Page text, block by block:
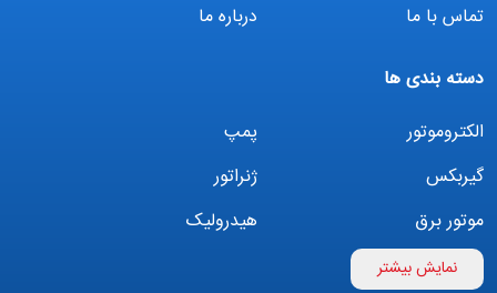
تماس با ما
درباره ما
دسته بندی ها
الکتروموتور
پمپ
گیربکس
ژنراتور
موتور برق
هیدرولیک
اینورترنمایش بیشتر